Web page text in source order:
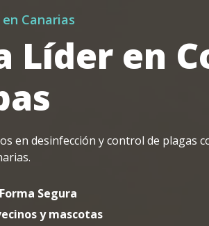
Canarias
Líder en
en desinfección y control de plagas
Segura
y mascotas